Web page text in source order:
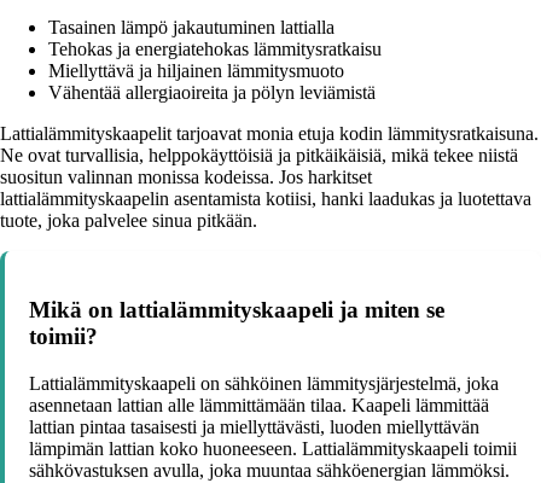
Tasainen lämpö jakautuminen lattialla
Tehokas ja energiatehokas lämmitysratkaisu
Miellyttävä ja hiljainen lämmitysmuoto
Vähentää allergiaoireita ja pölyn leviämistä
Lattialämmityskaapelit tarjoavat monia etuja kodin lämmitysratkaisuna.
Ne ovat turvallisia, helppokäyttöisiä ja pitkäikäisiä, mikä tekee niistä
suositun valinnan monissa kodeissa. Jos harkitset
lattialämmityskaapelin asentamista kotiisi, hanki laadukas ja luotettava
tuote, joka palvelee sinua pitkään.
Mikä on lattialämmityskaapeli ja miten se
toimii?
Lattialämmityskaapeli on sähköinen lämmitysjärjestelmä, joka
asennetaan lattian alle lämmittämään tilaa. Kaapeli lämmittää
lattian pintaa tasaisesti ja miellyttävästi, luoden miellyttävän
lämpimän lattian koko huoneeseen. Lattialämmityskaapeli toimii
sähkövastuksen avulla, joka muuntaa sähköenergian lämmöksi.